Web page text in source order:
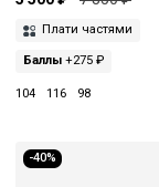
Плати частями
Баллы +275 ₽
104 116 98
-40%